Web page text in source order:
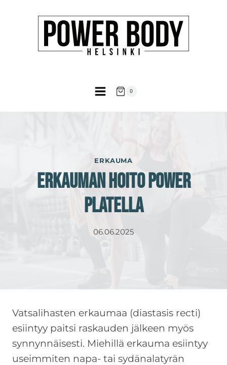
0
ERKAUMA
Erkauman Hoito Power
Platella
06.06.2025
Vatsalihasten erkaumaa (diastasis recti)
esiintyy paitsi raskauden jälkeen myös
synnynnäisesti. Miehillä erkauma esiintyy
useimmiten napa- tai sydänalatyrän